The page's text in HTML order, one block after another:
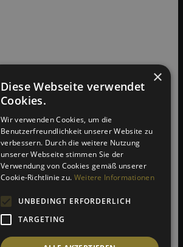
×
Diese Webseite verwendet
Cookies.
Wir verwenden Cookies, um die
Benutzerfreundlichkeit unserer Website zu
verbessern. Durch die weitere Nutzung
unserer Webseite stimmen Sie der
Verwendung von Cookies gemäß unserer
Cookie-Richtlinie zu. Weitere Informationen
UNBEDINGT ERFORDERLICH
TARGETING